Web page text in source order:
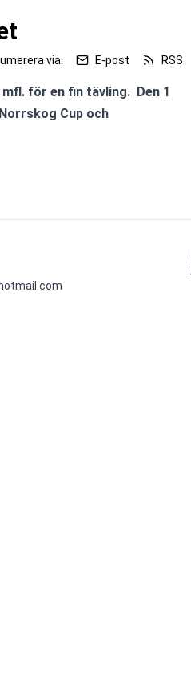
via: E-post RSS
för en fin tävling.  Den 1
Cup och